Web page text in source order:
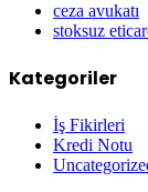
ceza avukatı
stoksuz
Kategoriler
İş Fikirleri
Kredi Notu